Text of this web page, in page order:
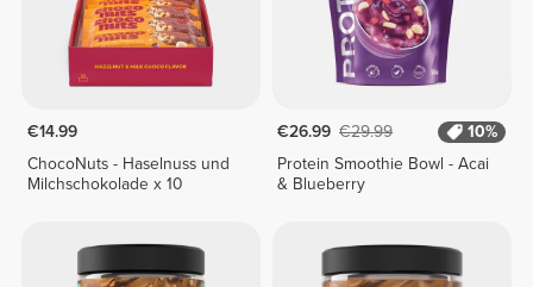
€14.99
ChocoNuts - Haselnuss und
Milchschokolade x 10
€26.99 €29.99
10%
Protein Smoothie Bowl - Acai
& Blueberry